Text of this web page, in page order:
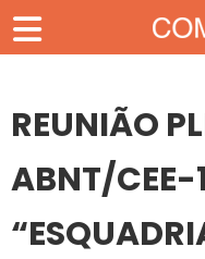
REUNIÃO
ABNT/CEE-